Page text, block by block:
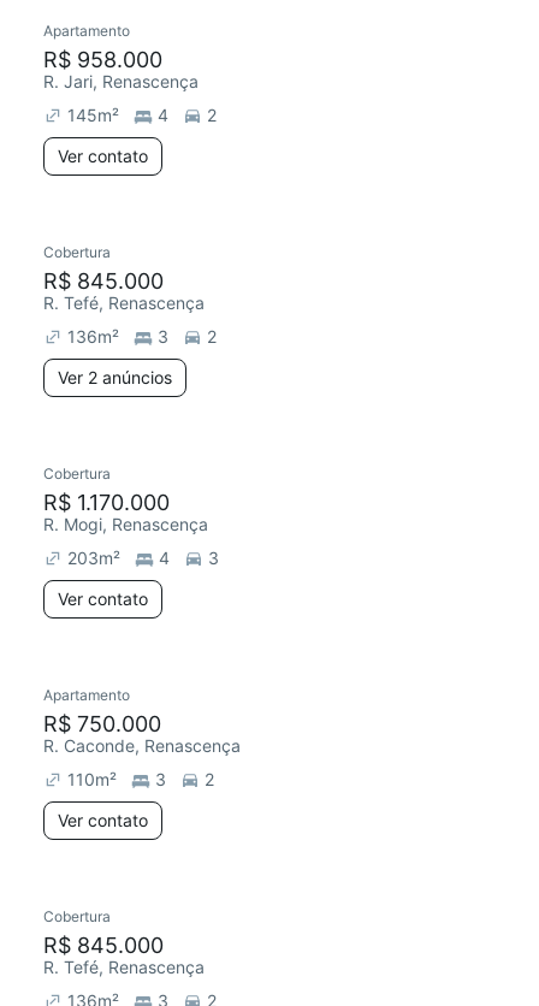
Apartamento
R$ 958.000
R. Jari, Renascença
145m² 4
2
Ver contato
Cobertura
R$ 845.000
R. Tefé, Renascença
136m² 3
2
Ver 2 anúncios
Cobertura
R$ 1.170.000
R. Mogi, Renascença
203m² 4
3
Ver contato
Apartamento
R$ 750.000
R. Caconde, Renascença
110m² 3
2
Ver contato
Cobertura
R$ 845.000
R. Tefé, Renascença
136m² 3 2